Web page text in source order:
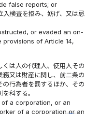
false reports; or
検査を拒み、妨げ、又は忌
or evaded an on-
of Article 14,
は人の代理人、使用人その
又は財産に関し、前二条の
行為者を罰するほか、その
科する。
a corporation, or an
of a corporation or an